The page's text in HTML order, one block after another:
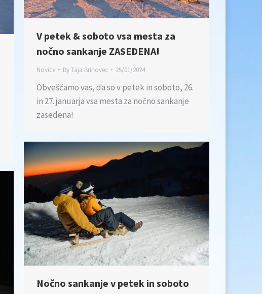
V petek & soboto vsa mesta za
nočno sankanje ZASEDENA!
Novice ByTaja Brinovec 25/01/2024
Obveščamo vas, da so v petek in soboto, 26.
in 27. januarja vsa mesta za nočno sankanje
zasedena!
Nočno sankanje v petek in soboto